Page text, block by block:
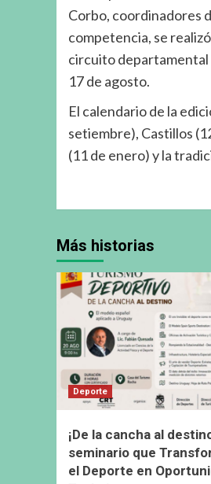
Corbo, coordinadores
competencia, se
circuito departamental
17 de agosto.
El calendario de la
setiembre), Castillos
(11 de enero) y la
Más historias
Deporte
¡De la cancha al
seminario que
el Deporte en